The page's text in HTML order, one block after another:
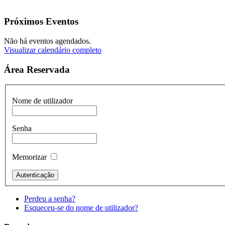
Próximos Eventos
Não há eventos agendados.
Visualizar calendário completo
Área Reservada
Nome de utilizador
Senha
Memorizar
Perdeu a senha?
Esqueceu-se do nome de utilizador?